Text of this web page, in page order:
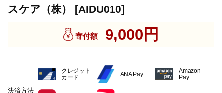
スケア（株） [AIDU010]
寄付額 9,000円
決済方法
クレジット
カード
ANA Pay
Amazon
Pay